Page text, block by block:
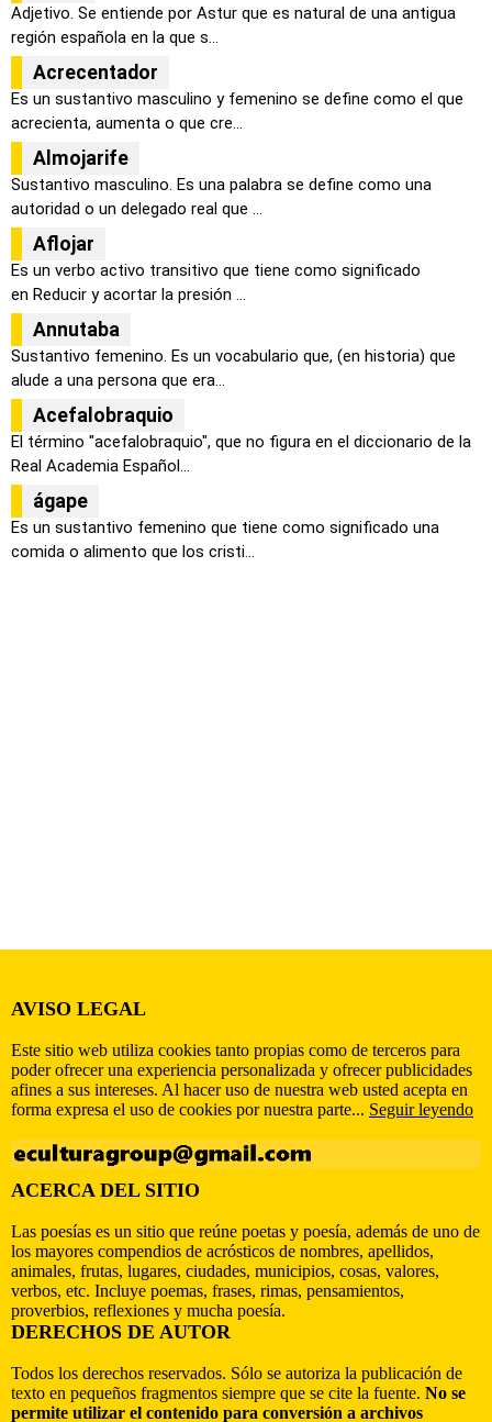
Adjetivo. Se entiende por Astur que es natural de una antigua
región española en la que s...
Acrecentador
Es un sustantivo masculino y femenino se define como el que
acrecienta, aumenta o que cre...
Almojarife
Sustantivo masculino. Es una palabra se define como una
autoridad o un delegado real que ...
Aflojar
Es un verbo activo transitivo que tiene como significado
en Reducir y acortar la presión ...
Annutaba
Sustantivo femenino. Es un vocabulario que, (en historia) que
alude a una persona que era...
Acefalobraquio
El término "acefalobraquio", que no figura en el diccionario de la
Real Academia Español...
ágape
Es un sustantivo femenino que tiene como significado una
comida o alimento que los cristi...
AVISO LEGAL
Este sitio web utiliza cookies tanto propias como de terceros para
poder ofrecer una experiencia personalizada y ofrecer publicidades
afines a sus intereses. Al hacer uso de nuestra web usted acepta en
forma expresa el uso de cookies por nuestra parte... Seguir leyendo
ACERCA DEL SITIO
Las poesías es un sitio que reúne poetas y poesía, además de uno de
los mayores compendios de acrósticos de nombres, apellidos,
animales, frutas, lugares, ciudades, municipios, cosas, valores,
verbos, etc. Incluye poemas, frases, rimas, pensamientos,
proverbios, reflexiones y mucha poesía.
DERECHOS DE AUTOR
Todos los derechos reservados. Sólo se autoriza la publicación de
texto en pequeños fragmentos siempre que se cite la fuente. No se
permite utilizar el contenido para conversión a archivos